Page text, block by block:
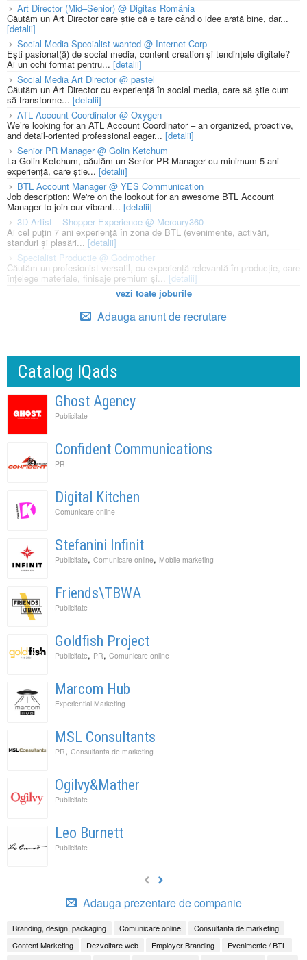
Art Director (Mid–Senior) @ Digitas România
Căutăm un Art Director care știe că e tare când o idee arată bine, dar...
[detalii]
Social Media Specialist wanted @ Internet Corp
Ești pasionat(ă) de social media, content creation și tendințele digitale?
Ai un ochi format pentru... [detalii]
Social Media Art Director @ pastel
Căutăm un Art Director cu experiență în social media, care să știe cum
să transforme... [detalii]
ATL Account Coordinator @ Oxygen
We’re looking for an ATL Account Coordinator – an organized, proactive,
and detail-oriented professional eager... [detalii]
Senior PR Manager @ Golin Ketchum
La Golin Ketchum, căutăm un Senior PR Manager cu minimum 5 ani
experiență, care știe... [detalii]
BTL Account Manager @ YES Communication
Job description: We're on the lookout for an awesome BTL Account
Manager to join our vibrant... [detalii]
3D Artist – Shopper Experience @ Mercury360
Ai cel puțin 7 ani experiență în zona de BTL (evenimente, activări,
standuri și plasări... [detalii]
Specialist Productie @ Godmother
Căutăm un profesionist versatil, cu experiență relevantă în producție, care
înțelege materiale, finisaje premium și... [detalii]
vezi toate joburile
Adauga anunt de recrutare
Catalog IQads
Ghost Agency
Publicitate
Confident Communications
PR
Digital Kitchen
Comunicare online
Stefanini Infinit
Publicitate, Comunicare online, Mobile marketing
Friends\TBWA
Publicitate
Goldfish Project
Publicitate, PR, Comunicare online
Marcom Hub
Experiential Marketing
MSL Consultants
PR, Consultanta de marketing
Ogilvy&Mather
Publicitate
Leo Burnett
Publicitate
Adauga prezentare de companie
Branding, design, packaging Comunicare online
Consultanta de marketing
Content Marketing
Dezvoltare web Employer Branding
Evenimente / BTL